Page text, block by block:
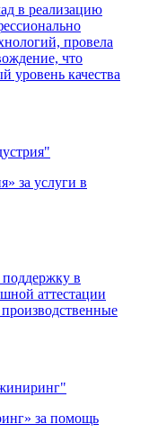
в реализацию
провела
что
уровень качества
в
аттестации